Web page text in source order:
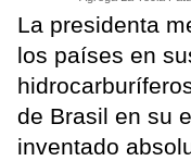
La presidenta
los países en
de Brasil en su
inventado